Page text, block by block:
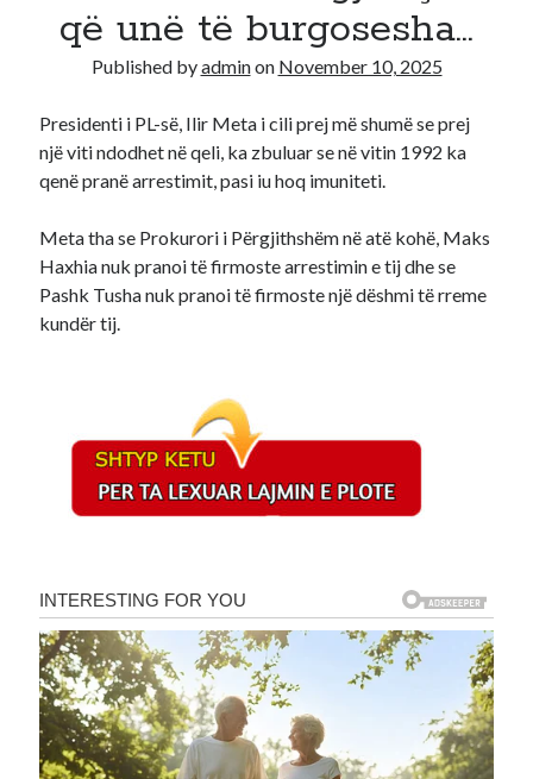
Recent Comments
që unë të burgosesha…
Published byadminon November 10, 2025
Presidenti i PL-së, Ilir Meta i cili prej më shumë se prej
një viti ndodhet në qeli, ka zbuluar se në vitin 1992 ka
qenë pranë arrestimit, pasi iu hoq imuniteti.
Meta tha se Prokurori i Përgjithshëm në atë kohë, Maks
Haxhia nuk pranoi të firmoste arrestimin e tij dhe se
Pashk Tusha nuk pranoi të firmoste një dëshmi të rreme
kundër tij.